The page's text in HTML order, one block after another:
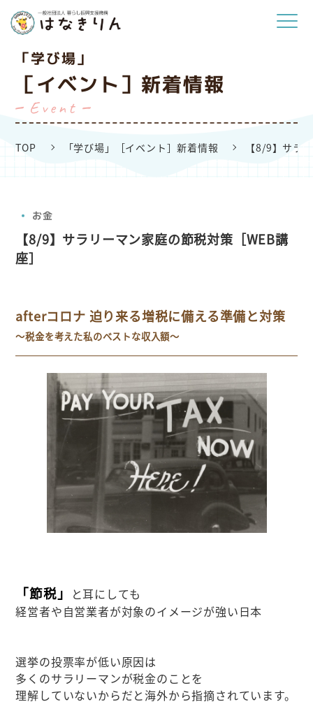
「学び場」
［イベント］新着情報
Event
TOP 「学び場」［イベント］新着情報 【8/9】サラ
お金
【8/9】サラリーマン家庭の節税対策［WEB講
座］
afterコロナ 迫り来る増税に備える準備と対策
～税金を考えた私のベストな収入額～
「節税」
と耳にしても
経営者や自営業者が対象のイメージが強い日本
選挙の投票率が低い原因は
多くのサラリーマンが税金のことを
理解していないからだと海外から指摘されています。